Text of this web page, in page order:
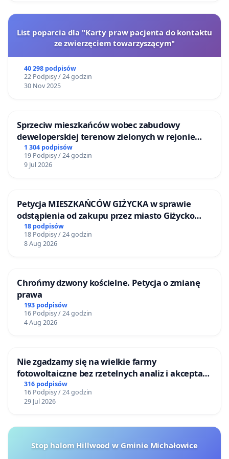
List poparcia dla "Karty praw pacjenta do kontaktu
ze zwierzęciem towarzyszącym"
40 298 podpisów
22 Podpisy / 24 godzin
30 Nov 2025
Sprzeciw mieszkańców wobec zabudowy
deweloperskiej terenow zielonych w rejonie
Bulwarów Straceńskich w Bielsku-Białej
1 304 podpisów
19 Podpisy / 24 godzin
9 Jul 2026
Petycja MIESZKAŃCÓW GIŻYCKA w sprawie
odstąpienia od zakupu przez miasto Giżycko
nieruchomości położonej nad jeziorem Niegocin
18 podpisów
18 Podpisy / 24 godzin
8 Aug 2026
Chrońmy dzwony kościelne. Petycja o zmianę
prawa
193 podpisów
16 Podpisy / 24 godzin
4 Aug 2026
Nie zgadzamy się na wielkie farmy
fotowoltaiczne bez rzetelnych analiz i akceptacji
mieszkańców
316 podpisów
16 Podpisy / 24 godzin
29 Jul 2026
Stop halom Hillwood w Gminie Michałowice